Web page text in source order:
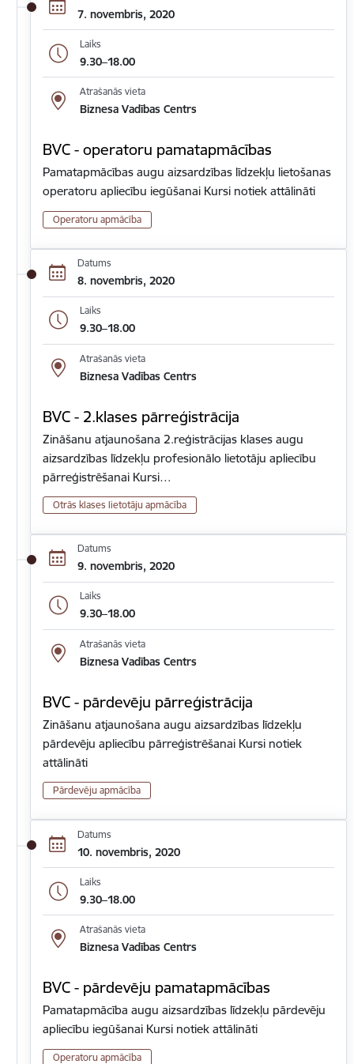
7. novembris, 2020
Laiks
9.30–18.00
Atrašanās vieta
Biznesa Vadības Centrs
BVC - operatoru pamatapmācības
Pamatapmācības augu aizsardzības līdzekļu lietošanas
operatoru apliecību iegūšanai Kursi notiek attālināti
Operatoru apmācība
Datums
8. novembris, 2020
Laiks
9.30–18.00
Atrašanās vieta
Biznesa Vadības Centrs
BVC - 2.klases pārreģistrācija
Zināšanu atjaunošana 2.reģistrācijas klases augu
aizsardzības līdzekļu profesionālo lietotāju apliecību
pārreģistrēšanai Kursi…
Otrās klases lietotāju apmācība
Datums
9. novembris, 2020
Laiks
9.30–18.00
Atrašanās vieta
Biznesa Vadības Centrs
BVC - pārdevēju pārreģistrācija
Zināšanu atjaunošana augu aizsardzības līdzekļu
pārdevēju apliecību pārreģistrēšanai Kursi notiek
attālināti
Pārdevēju apmācība
Datums
10. novembris, 2020
Laiks
9.30–18.00
Atrašanās vieta
Biznesa Vadības Centrs
BVC - pārdevēju pamatapmācības
Pamatapmācība augu aizsardzības līdzekļu pārdevēju
apliecību iegūšanai Kursi notiek attālināti
Operatoru apmācība